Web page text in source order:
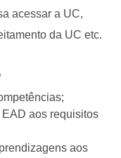
acessar a UC,
da UC etc.
aos requisitos
aos